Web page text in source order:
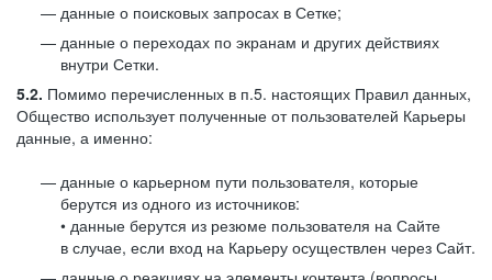
данные о поисковых запросах в Сетке;
данные о переходах по экранам и других действиях
внутри Сетки.
5.2. Помимо перечисленных в п.5. настоящих Правил данных,
Общество использует полученные от пользователей Карьеры
данные, а именно:
данные о карьерном пути пользователя, которые
берутся из одного из источников:
• данные берутся из резюме пользователя на Сайте
в случае, если вход на Карьеру осуществлен через Сайт.